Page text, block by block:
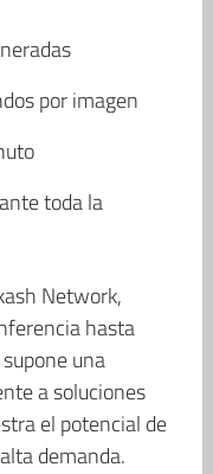
por imagen
toda la
Network,
hasta
una
a soluciones
el potencial de
demanda.